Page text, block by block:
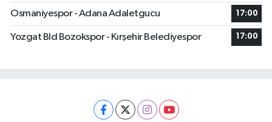
Osmaniyespor - Adana Adaletgucu 17:00
Yozgat Bld Bozokspor - Kırşehir Belediyespor 17:00